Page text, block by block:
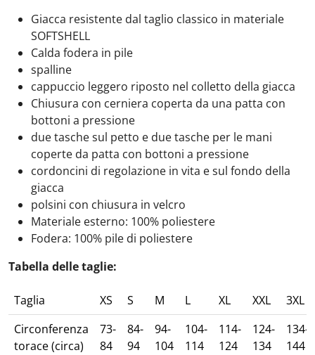
Giacca resistente dal taglio classico in materiale
SOFTSHELL
Calda fodera in pile
spalline
cappuccio leggero riposto nel colletto della giacca
Chiusura con cerniera coperta da una patta con
bottoni a pressione
due tasche sul petto e due tasche per le mani
coperte da patta con bottoni a pressione
cordoncini di regolazione in vita e sul fondo della
giacca
polsini con chiusura in velcro
Materiale esterno: 100% poliestere
Fodera: 100% pile di poliestere
Tabella delle taglie:
Taglia XS S M L XL XXL
3XL
Circonferenza
torace (circa)
73-
84
84-
94
94-
104
104-
114
114-
124
124-
134
134-
144